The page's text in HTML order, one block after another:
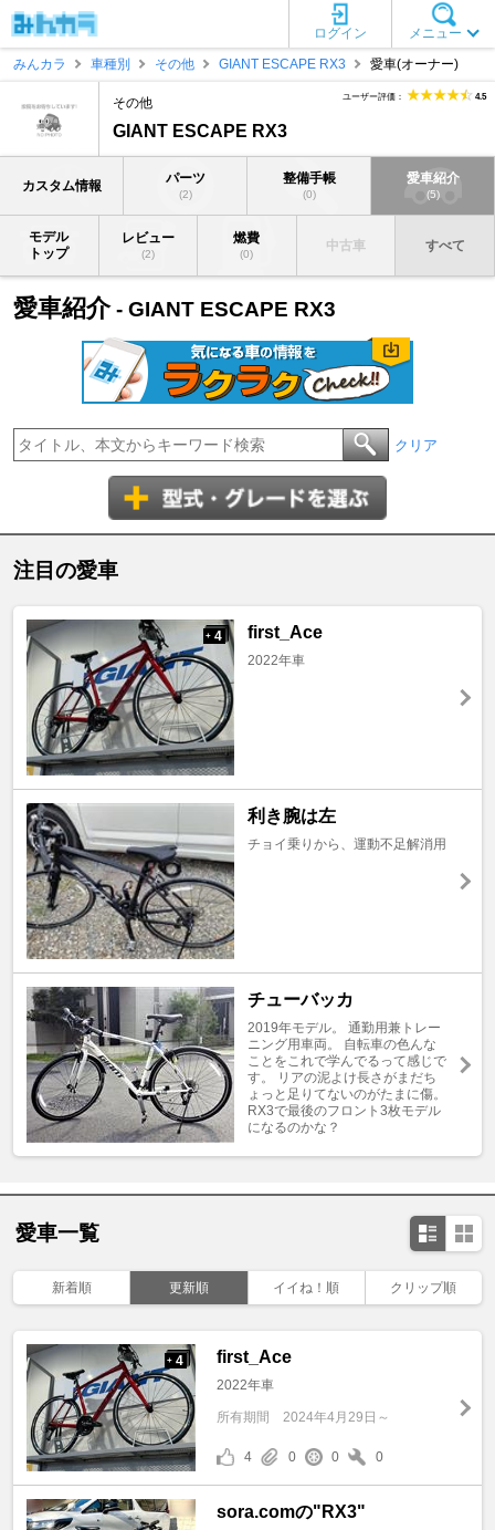
メニュー
ログイン
みんカラ
車種別 その他 GIANT ESCAPE RX3 愛車(オーナー)
その他
GIANT ESCAPE RX3
ユーザー評価： 4.5
カスタム情報 パーツ
(2)
整備手帳
(0)
愛車紹介
(5)
モデル
トップ
レビュー
(2)
燃費
(0)
中古車 すべて
愛車紹介- GIANT ESCAPE RX3
クリア
注目の愛車
+ 4 first_Ace
2022年車
利き腕は左
チョイ乗りから、運動不足解消用
チューバッカ
2019年モデル。 通勤用兼トレー
ニング用車両。 自転車の色んな
ことをこれで学んでるって感じで
す。 リアの泥よけ長さがまだち
ょっと足りてないのがたまに傷。
RX3で最後のフロント3枚モデル
になるのかな？
愛車一覧
新着順 更新順 イイね！順 クリップ順
+ 4 first_Ace
2022年車
所有期間 2024年4月29日～
4 0 0 0
sora.comの"RX3"